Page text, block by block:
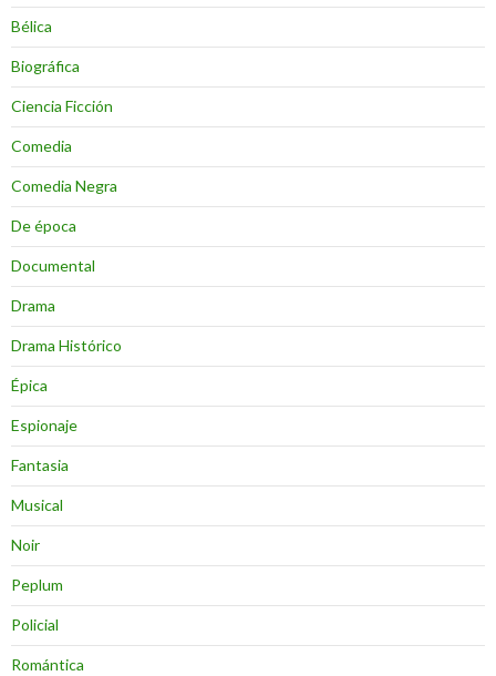
Bélica
Biográfica
Ciencia Ficción
Comedia
Comedia Negra
De época
Documental
Drama
Drama Histórico
Épica
Espionaje
Fantasia
Musical
Noir
Peplum
Policial
Romántica